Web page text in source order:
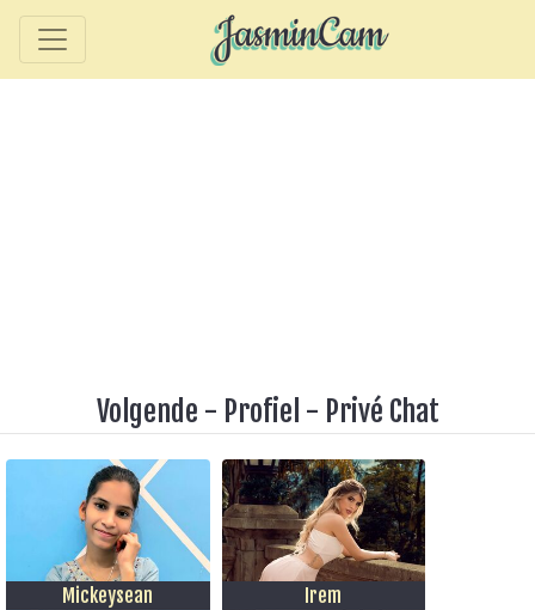
Volgende - Profiel - Privé Chat
Mickeysean Irem